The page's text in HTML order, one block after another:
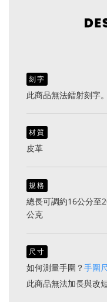
刻字
此商品無法鐳射刻字。
材質
皮革
規格
總長可調約16公分至
公克
尺寸
如何測量手圍？手圍
此商品無法加長與改